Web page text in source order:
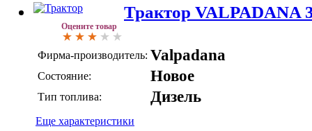
Оцените товар
Трактор VALPADANA
Фирма-производитель: Valpadana
Состояние: Новое
Тип топлива: Дизель
Еще характеристики